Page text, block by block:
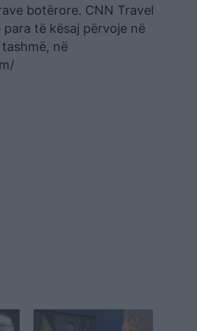
botërore. CNN Travel
të kësaj përvoje në
në